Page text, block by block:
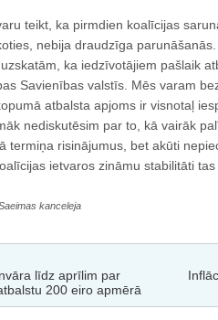
teikt, ka pirmdien koalīcijas
nebija draudzīga
ka iedzīvotājiem pašlaik
Savienības valstīs. Mēs varam
atbalsta apjoms ir visnotaļ
nediskutēsim par to, kā vairāk
termiņa risinājumus, bet akūti
ietvaros zināmu stabilitāti tas
kanceleja
līdz aprīlim par
200 eiro apmērā